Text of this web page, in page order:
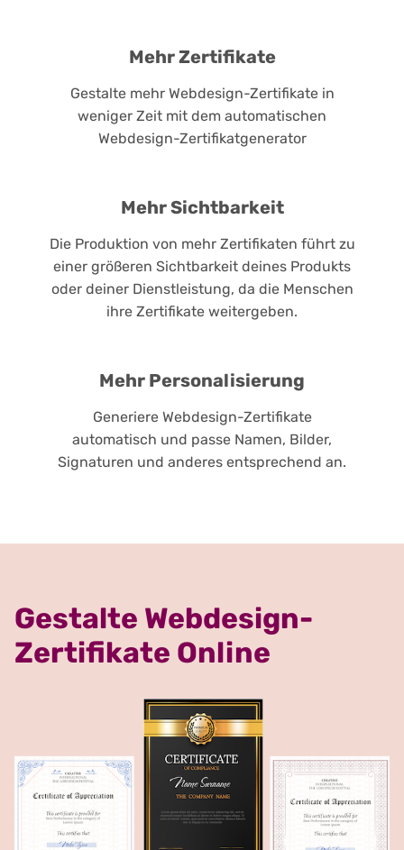
Mehr Zertifikate
Gestalte mehr Webdesign-Zertifikate in
weniger Zeit mit dem automatischen
Webdesign-Zertifikatgenerator
Mehr Sichtbarkeit
Die Produktion von mehr Zertifikaten führt zu
einer größeren Sichtbarkeit deines Produkts
oder deiner Dienstleistung, da die Menschen
ihre Zertifikate weitergeben.
Mehr Personalisierung
Generiere Webdesign-Zertifikate
automatisch und passe Namen, Bilder,
Signaturen und anderes entsprechend an.
Gestalte Webdesign-
Zertifikate Online